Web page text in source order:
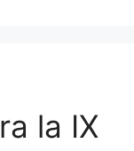
la IX